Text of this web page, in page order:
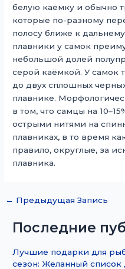
белую каёмку и обычно
которые по-разному
полосу ближе к
плавники у самок
небольшой долей
серой каёмкой. У самок
до двух сплошных
плавнике.
в том, что самцы на
острыми нитями на
плавниках, в то время
правило, округлые, за
плавника.
← Предыдущая Запись
Последние
Лучшие подарки для
сезон: Желанный список